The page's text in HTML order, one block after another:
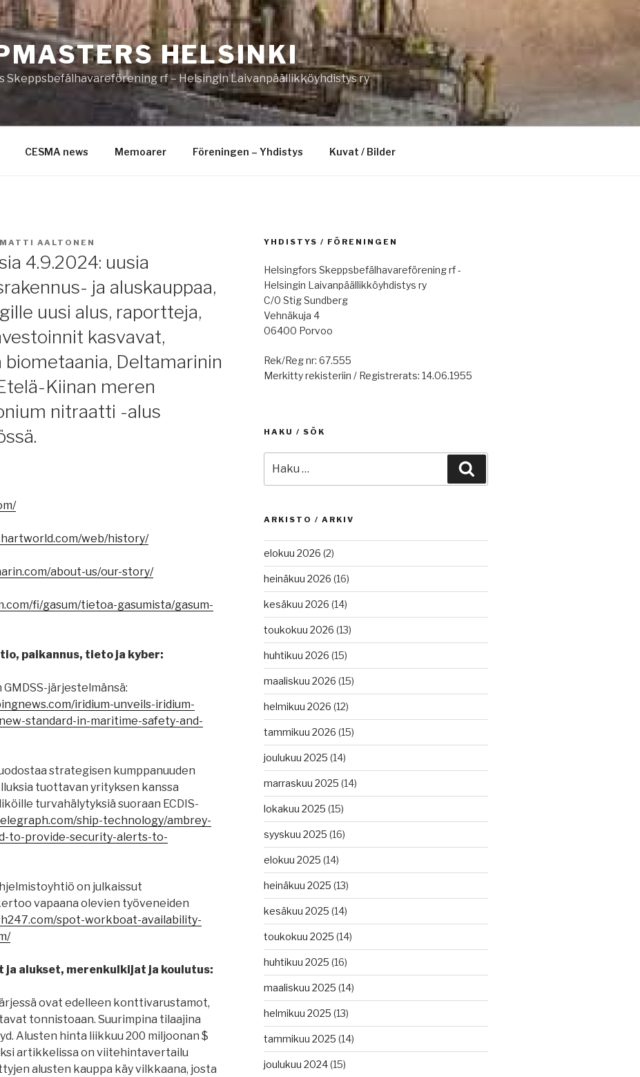
HELSINKI
Skeppsbefälhavareförening rf – Helsingin Laivanpäällikköyhdistys ry
CESMA news Memoarer Föreningen – Yhdistys Kuvat / Bilder
MATTI AALTONEN
4.9.2024: uusia
ja aluskauppaa,
uusi alus, raportteja,
kasvavat,
Deltamarinin
Kiinan meren
nitraatti -alus
web/history/
about-us/our-story/
fi/gasum/tietoa-gasumista/gasum-
paikannus, tieto ja kyber:
GMDSS-järjestelmänsä:
iridium-unveils-iridium-
standard-in-maritime-safety-and-
strategisen kumppanuuden
tuottavan yrityksen kanssa
turvahälytyksiä suoraan ECDIS-
ship-technology/ambrey-
to-provide-security-alerts-to-
on julkaissut
vapaana olevien työveneiden
spot-workboat-availability-
ja alukset, merenkulkijat ja koulutus:
ovat edelleen konttivarustamot,
tonnistoaan. Suurimpina tilaajina
Alusten hinta liikkuu 200 miljoonan $
artikkelissa on viitehintavertailu
alusten kauppa käy vilkkaana, josta
YHDISTYS / FÖRENINGEN
Helsingfors Skeppsbefälhavareförening rf -
Helsingin Laivanpäällikköyhdistys ry
C/0 Stig Sundberg
Vehnäkuja 4
06400 Porvoo
Rek/Reg nr: 67.555
Merkitty rekisteriin / Registrerats: 14.06.1955
HAKU / SÖK
ARKISTO / ARKIV
elokuu 2026 (2)
heinäkuu 2026 (16)
kesäkuu 2026 (14)
toukokuu 2026 (13)
huhtikuu 2026 (15)
maaliskuu 2026 (15)
helmikuu 2026 (12)
tammikuu 2026 (15)
joulukuu 2025 (14)
marraskuu 2025 (14)
lokakuu 2025 (15)
syyskuu 2025 (16)
elokuu 2025 (14)
heinäkuu 2025 (13)
kesäkuu 2025 (14)
toukokuu 2025 (14)
huhtikuu 2025 (16)
maaliskuu 2025 (14)
helmikuu 2025 (13)
tammikuu 2025 (14)
joulukuu 2024(15)